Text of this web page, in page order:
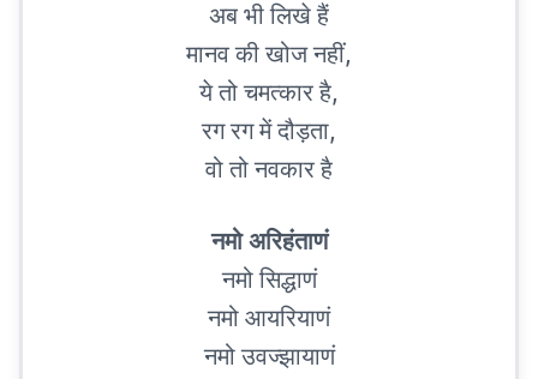
अब भी लिखे हैं
मानव की खोज नहीं,
ये तो चमत्कार है,
रग रग में दौड़ता,
वो तो नवकार है
नमो अरिहंताणं
नमो सिद्धाणं
नमो आयरियाणं
नमो उवज्झायाणं